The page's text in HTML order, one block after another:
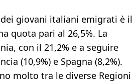
giovani italiani emigrati è il
quota pari al 26,5%. La
con il 21,2% e a seguire
(10,9%) e Spagna (8,2%).
molto tra le diverse Regioni